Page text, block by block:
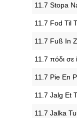
‎11.7 Stopa
‎11.7 Fod Til
‎11.7 Fuß In
‎11.7 πόδι σε
‎11.7 Pie En
‎11.7 Jalg Et
‎11.7 Jalka